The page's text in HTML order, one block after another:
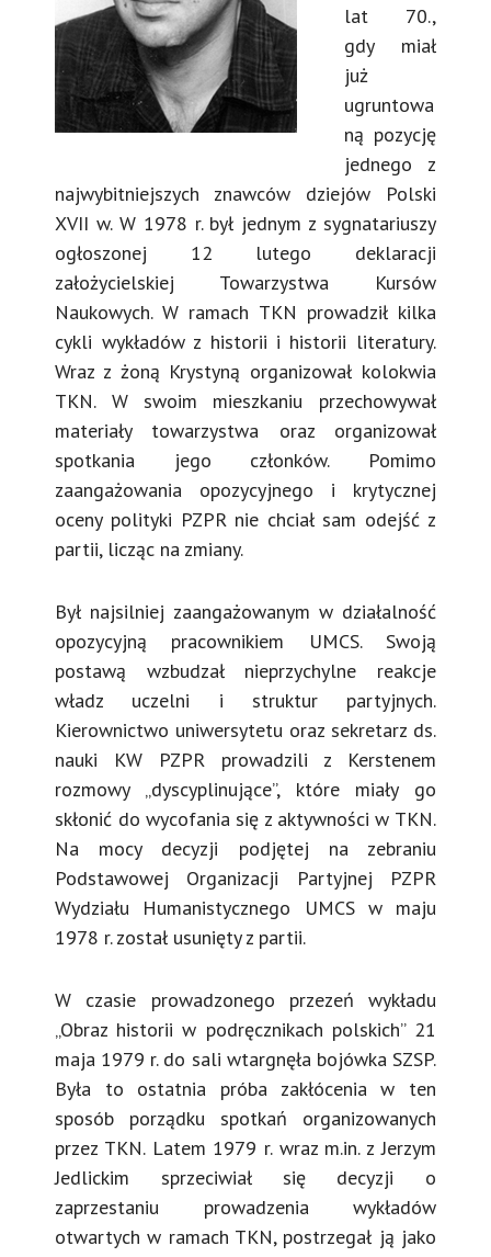
lat 70.,
gdy miał
już
ugruntowa
ną pozycję
jednego z
najwybitniejszych znawców dziejów Polski
XVII w. W 1978 r. był jednym z sygnatariuszy
ogłoszonej 12 lutego deklaracji
założycielskiej Towarzystwa Kursów
Naukowych. W ramach TKN prowadził kilka
cykli wykładów z historii i historii literatury.
Wraz z żoną Krystyną organizował kolokwia
TKN. W swoim mieszkaniu przechowywał
materiały towarzystwa oraz organizował
spotkania jego członków. Pomimo
zaangażowania opozycyjnego i krytycznej
oceny polityki PZPR nie chciał sam odejść z
partii, licząc na zmiany.
Był najsilniej zaangażowanym w działalność
opozycyjną pracownikiem UMCS. Swoją
postawą wzbudzał nieprzychylne reakcje
władz uczelni i struktur partyjnych.
Kierownictwo uniwersytetu oraz sekretarz ds.
nauki KW PZPR prowadzili z Kerstenem
rozmowy „dyscyplinujące”, które miały go
skłonić do wycofania się z aktywności w TKN.
Na mocy decyzji podjętej na zebraniu
Podstawowej Organizacji Partyjnej PZPR
Wydziału Humanistycznego UMCS w maju
1978 r. został usunięty z partii.
W czasie prowadzonego przezeń wykładu
„Obraz historii w podręcznikach polskich” 21
maja 1979 r. do sali wtargnęła bojówka SZSP.
Była to ostatnia próba zakłócenia w ten
sposób porządku spotkań organizowanych
przez TKN. Latem 1979 r. wraz m.in. z Jerzym
Jedlickim sprzeciwiał się decyzji o
zaprzestaniu prowadzenia wykładów
otwartych w ramach TKN, postrzegał ją jako